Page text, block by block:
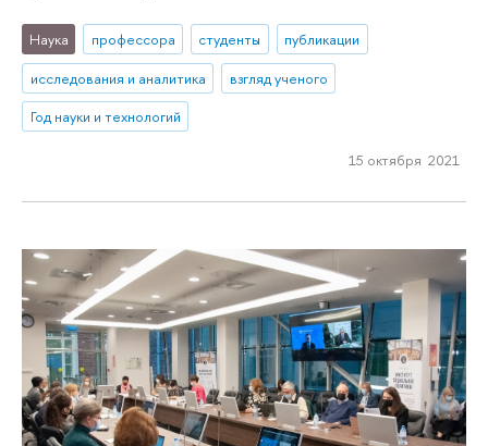
Наука профессора студенты
публикации
исследования и аналитика
взгляд ученого
Год науки и технологий
15 октября 2021